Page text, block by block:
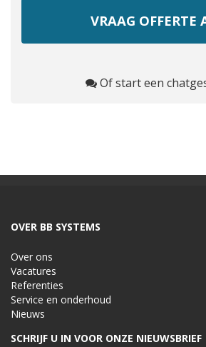
Of start een
OVER BB SYSTEMS
Over ons
Vacatures
Referenties
Service en onderhoud
Nieuws
SCHRIJF U IN VOOR ONZE NIEUWSBRIEF